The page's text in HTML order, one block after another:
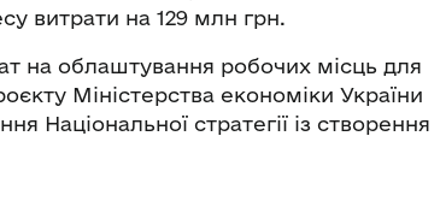
витрати на 129 млн грн.
на облаштування робочих місць для
Міністерства економіки України
Національної стратегії із створення